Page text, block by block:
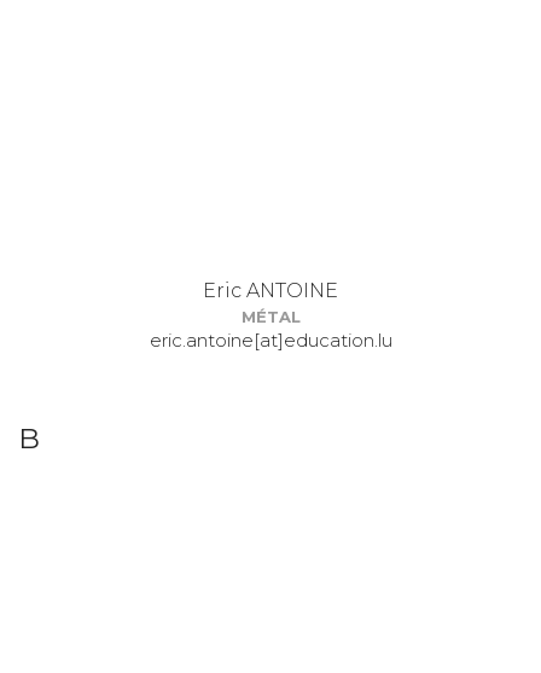
Eric ANTOINE
MÉTAL
eric.antoine[at]education.lu
B